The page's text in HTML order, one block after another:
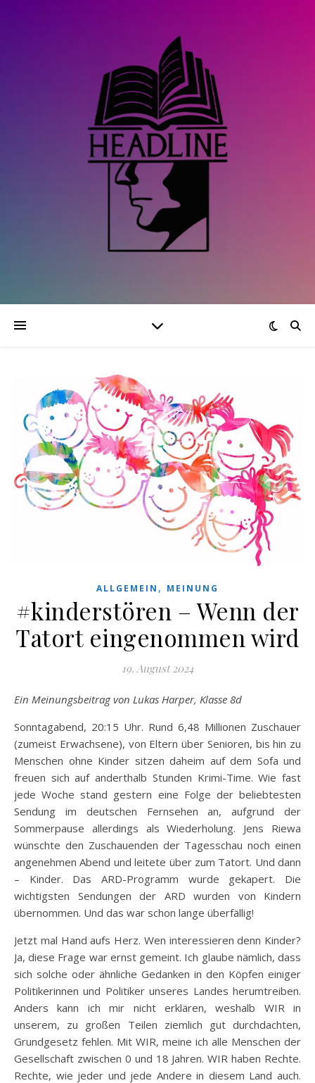
ALLGEMEIN , MEINUNG
#kinderstören – Wenn der
Tatort eingenommen wird
19. August 2024
Ein Meinungsbeitrag von Lukas Harper, Klasse 8d
Sonntagabend, 20:15 Uhr. Rund 6,48 Millionen Zuschauer
(zumeist Erwachsene), von Eltern über Senioren, bis hin zu
Menschen ohne Kinder sitzen daheim auf dem Sofa und
freuen sich auf anderthalb Stunden Krimi-Time. Wie fast
jede Woche stand gestern eine Folge der beliebtesten
Sendung im deutschen Fernsehen an, aufgrund der
Sommerpause allerdings als Wiederholung. Jens Riewa
wünschte den Zuschauenden der Tagesschau noch einen
angenehmen Abend und leitete über zum Tatort. Und dann
– Kinder. Das ARD-Programm wurde gekapert. Die
wichtigsten Sendungen der ARD wurden von Kindern
übernommen. Und das war schon lange überfällig!
Jetzt mal Hand aufs Herz. Wen interessieren denn Kinder?
Ja, diese Frage war ernst gemeint. Ich glaube nämlich, dass
sich solche oder ähnliche Gedanken in den Köpfen einiger
Politikerinnen und Politiker unseres Landes herumtreiben.
Anders kann ich mir nicht erklären, weshalb WIR in
unserem, zu großen Teilen ziemlich gut durchdachten,
Grundgesetz fehlen. Mit WIR, meine ich alle Menschen der
Gesellschaft zwischen 0 und 18 Jahren. WIR haben Rechte.
Rechte, wie jeder und jede Andere in diesem Land auch.